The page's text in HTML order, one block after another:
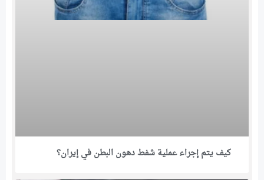
كيف يتم إجراء عملية شفط دهون البطن في إيران؟